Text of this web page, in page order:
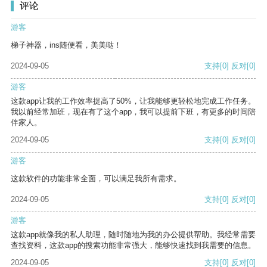
评论
游客
梯子神器，ins随便看，美美哒！
2024-09-05 支持[0] 反对[0]
游客
这款app让我的工作效率提高了50%，让我能够更轻松地完成工作任务。
我以前经常加班，现在有了这个app，我可以提前下班，有更多的时间陪
伴家人。
2024-09-05
支持[0] 反对[0]
游客
这款软件的功能非常全面，可以满足我所有需求。
2024-09-05 支持[0] 反对[0]
游客
这款app就像我的私人助理，随时随地为我的办公提供帮助。我经常需要
查找资料，这款app的搜索功能非常强大，能够快速找到我需要的信息。
2024-09-05
支持[0] 反对[0]